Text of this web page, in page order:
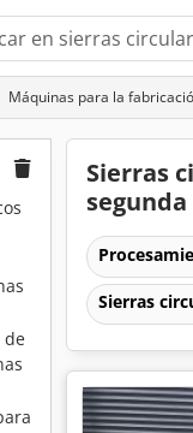
Máquinas para la
de
Sierras
Sierras